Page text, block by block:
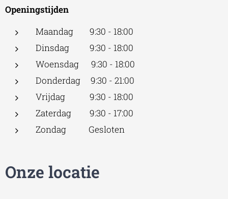
Openingstijden
Maandag 9:30 - 18:00
Dinsdag 9:30 - 18:00
Woensdag 9:30 - 18:00
Donderdag 9:30 - 21:00
Vrijdag 9:30 - 18:00
Zaterdag 9:30 - 17:00
Zondag Gesloten
Onze locatie